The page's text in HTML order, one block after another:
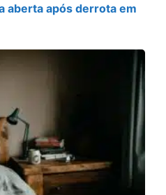
aberta após derrota em